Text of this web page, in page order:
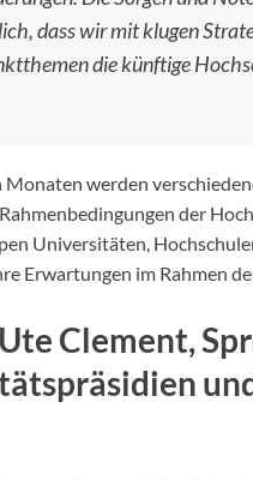
dass wir mit klugen
die künftige
Monaten werden
der
Universitäten,
Erwartungen im Rahmen
Clement,